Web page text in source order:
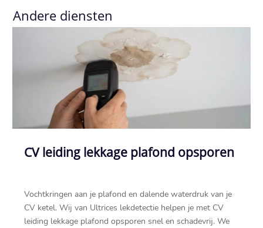
Andere diensten
CV leiding lekkage plafond opsporen
Vochtkringen aan je plafond en dalende waterdruk van je
CV ketel.​ Wij van Ultrices lekdetectie helpen je met CV
leiding lekkage plafond opsporen snel en schadevrij.​ We